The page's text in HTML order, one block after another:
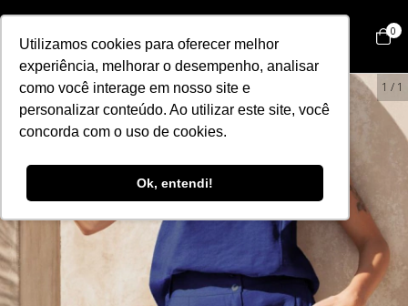
Utilizamos cookies para oferecer melhor
experiência, melhorar o desempenho, analisar
como você interage em nosso site e
personalizar conteúdo. Ao utilizar este site, você
concorda com o uso de cookies.
Ok, entendi!
0
ESGOTADO 1 / 1